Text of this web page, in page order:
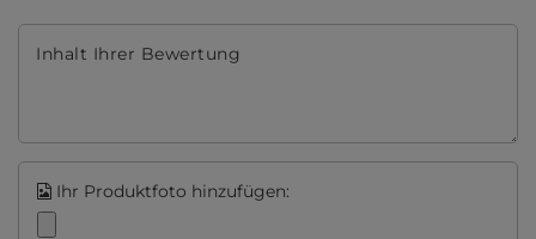
Inhalt Ihrer Bewertung
Ihr Produktfoto hinzufügen: